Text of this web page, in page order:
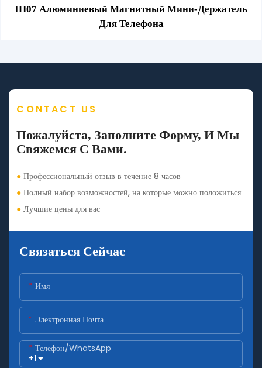
IH07 Алюминиевый Магнитный Мини-Держатель
Для Телефона
CONTACT US
Пожалуйста, Заполните Форму, И Мы
Свяжемся С Вами.
● Профессиональный отзыв в течение 8 часов
● Полный набор возможностей, на которые можно положиться
● Лучшие цены для вас
Связаться Сейчас
Имя
Электронная Почта
+1
Телефон/WhatsApp